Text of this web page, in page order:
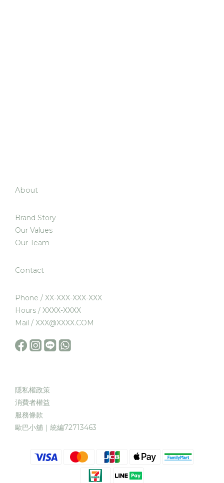
About
Brand Story
Our Values
Our Team
Contact
Phone / XX-XXX-XXX-XXX
Hours / XXXX-XXXX
Mail / XXX@XXXX.COM
隱私權政策
消費者權益
服務條款
歐巴小舖｜統編72713463